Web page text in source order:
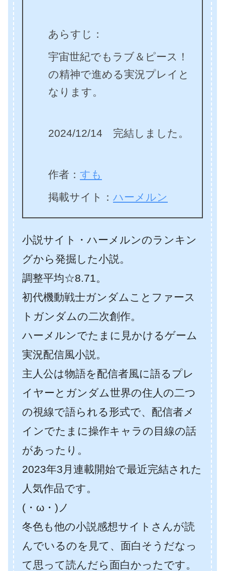
あらすじ：
宇宙世紀でもラブ＆ピース！
の精神で進める実況プレイと
なります。
2024/12/14 完結しました。
作者： すも
掲載サイト： ハーメルン
小説サイト・ハーメルンのランキン
グから発掘した小説。
調整平均☆8.71。
初代機動戦士ガンダムことファース
トガンダムの二次創作。
ハーメルンでたまに見かけるゲーム
実況配信風小説。
主人公は物語を配信者風に語るプレ
イヤーとガンダム世界の住人の二つ
の視線で語られる形式で、配信者メ
インでたまに操作キャラの目線の話
があったり。
2023年3月連載開始で最近完結された
人気作品です。
(・ω・)ノ
冬色も他の小説感想サイトさんが読
んでいるのを見て、面白そうだなっ
て思って読んだら面白かったです。